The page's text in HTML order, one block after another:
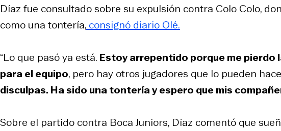
Díaz fue consultado sobre su expulsión contra Colo Colo,
como una tontería, consignó diario Olé.
“Lo que pasó ya está. Estoy arrepentido porque me
para el equipo, pero hay otros jugadores que lo pueden
disculpas. Ha sido una tontería y espero que mis
Sobre el partido contra Boca Juniors, Díaz comentó que